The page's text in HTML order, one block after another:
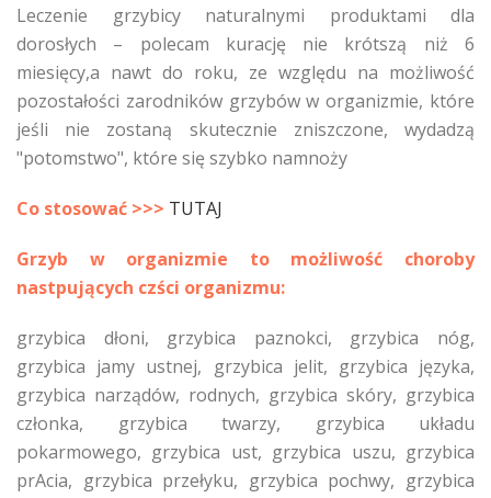
Leczenie grzybicy naturalnymi produktami dla
dorosłych – polecam kurację nie krótszą niż 6
miesięcy,a nawt do roku, ze względu na możliwość
pozostałości zarodników grzybów w organizmie, które
jeśli nie zostaną skutecznie zniszczone, wydadzą
"potomstwo", które się szybko namnoży
Co stosować >>> TUTAJ
Grzyb w organizmie to możliwość choroby
nastpujących czści organizmu:
grzybica dłoni, grzybica paznokci, grzybica nóg,
grzybica jamy ustnej, grzybica jelit, grzybica języka,
grzybica narządów, rodnych, grzybica skóry, grzybica
członka, grzybica twarzy, grzybica układu
pokarmowego, grzybica ust, grzybica uszu, grzybica
prAcia, grzybica przełyku, grzybica pochwy, grzybica